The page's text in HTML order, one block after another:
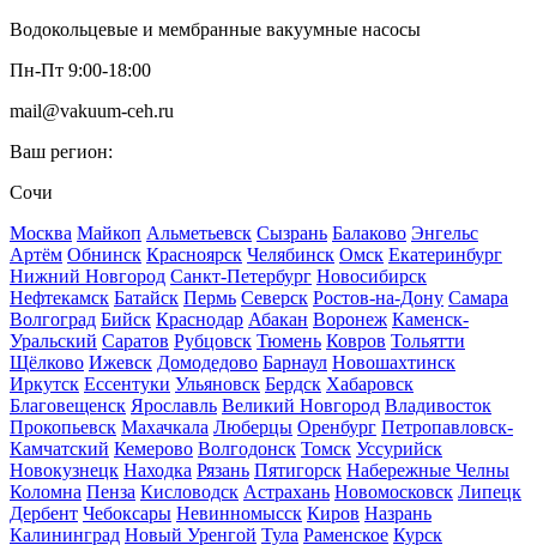
Водокольцевые и мембранные вакуумные насосы
Пн-Пт 9:00-18:00
mail@vakuum-ceh.ru
Ваш регион:
Сочи
Москва Майкоп Альметьевск Сызрань Балаково Энгельс
Артём Обнинск Красноярск Челябинск Омск Екатеринбург
Нижний Новгород Санкт-Петербург Новосибирск
Нефтекамск Батайск Пермь Северск Ростов-на-Дону Самара
Волгоград Бийск Краснодар Абакан Воронеж Каменск-
Уральский Саратов Рубцовск Тюмень Ковров Тольятти
Щёлково Ижевск Домодедово Барнаул Новошахтинск
Иркутск Ессентуки Ульяновск Бердск Хабаровск
Благовещенск Ярославль Великий Новгород Владивосток
Прокопьевск Махачкала Люберцы Оренбург Петропавловск-
Камчатский Кемерово Волгодонск Томск Уссурийск
Новокузнецк Находка Рязань Пятигорск Набережные Челны
Коломна Пенза Кисловодск Астрахань Новомосковск Липецк
Дербент Чебоксары Невинномысск Киров Назрань
Калининград Новый Уренгой Тула Раменское Курск